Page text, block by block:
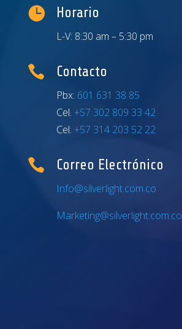
 Horario
L-V: 8:30 am – 5:30 pm
 Contacto
Pbx: 601 631 38 85
Cel. +57 302 809 33 42
Cel. +57 314 203 52 22
 Correo Electrónico
Info@silverlight.com.co
Marketing@silverlight.com.co